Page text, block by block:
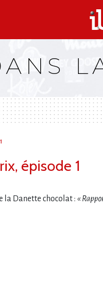
épisode 1
la Danette chocolat : «